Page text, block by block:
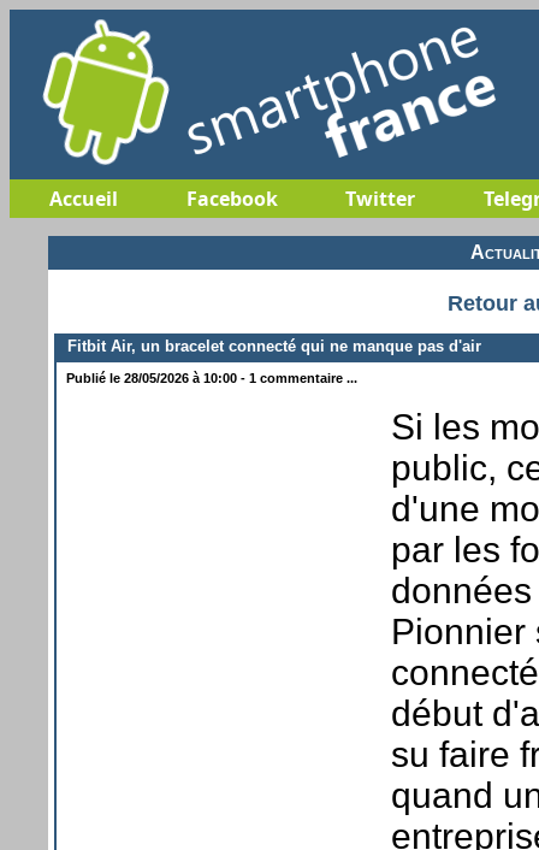
Accueil Facebook Twitter
Retour
Fitbit Air, un bracelet connecté qui ne manque pas d'air
Publié le 28/05/2026 à 10:00 - 1 commentaire ...
Si les
public,
d'une
par les
Pionnier
début
su faire
quand